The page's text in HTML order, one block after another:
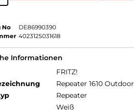
No
DE86990390
4023125031618
Informationen
FRITZ!
Repeater 1610 Outdoor
Repeater
Weiß